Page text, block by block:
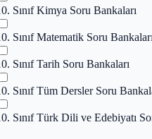
Sınıf Kimya Soru Bankaları
Sınıf Matematik Soru Bankaları
Sınıf Tarih Soru Bankaları
Sınıf Tüm Dersler Soru
Sınıf Türk Dili ve Edebiyatı